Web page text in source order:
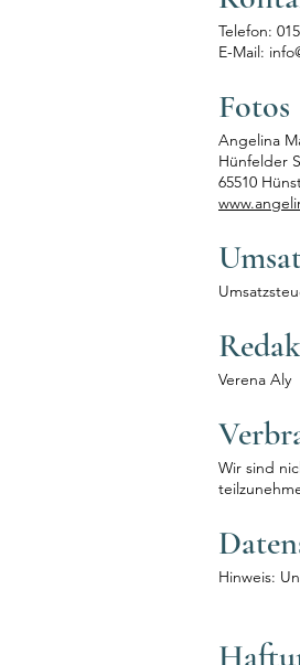
Telefon:
E-Mail:
Fotos
Angelina
Hünfelder
65510
Verena Aly
Wir sind
Hinweis: